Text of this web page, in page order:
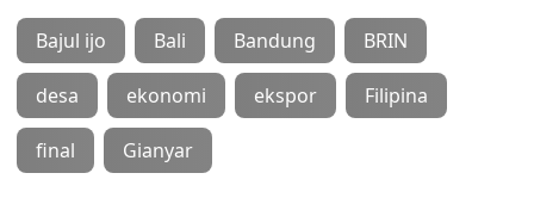
Bajul ijo Bali Bandung BRIN
desa ekonomi ekspor Filipina
final Gianyar